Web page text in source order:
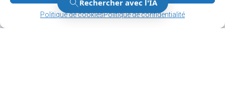
Politique de cookiesPolitique de confidentialité
Gérer le consentement
Gérer le consentement